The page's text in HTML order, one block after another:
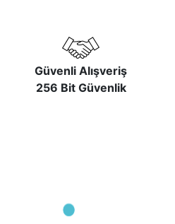
Güvenli Alışveriş
256 Bit Güvenlik